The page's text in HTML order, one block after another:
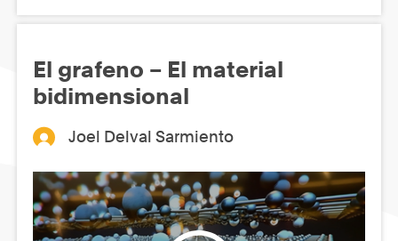
El grafeno – El material
bidimensional
Joel Delval Sarmiento